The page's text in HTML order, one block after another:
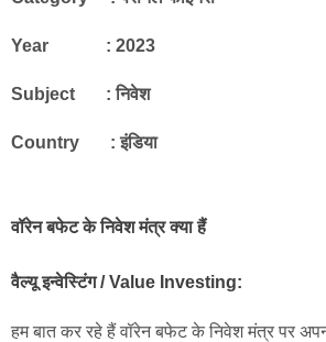
Year             : 2023
Subject       : निवेश
Country       : इंडिया
वॉरेन बफेट के निवेश मंत्र क्या हैं
वैल्यू इन्वेस्टिंग / Value Investing:
हम बात कर रहे हैं वॉरेन बफेट के निवेश मंत्र पर